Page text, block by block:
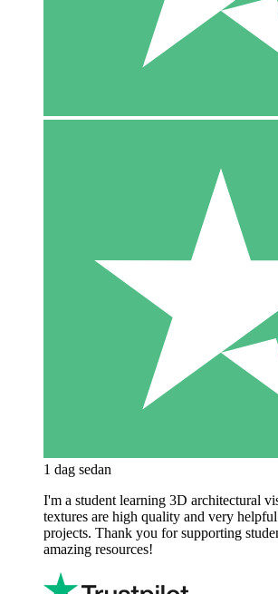
1 dag sedan
I'm a student learning 3D architectural
textures are high quality and very
projects. Thank you for supporting
amazing resources!